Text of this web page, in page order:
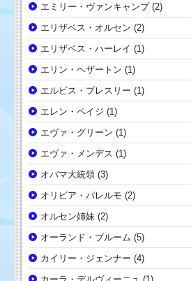
エミリー・ヴァンキャンプ(2)
エリザベス・オルセン (2)
エリザベス・ハーレイ (1)
エリン・ヘザートン (1)
エルビス・プレスリー (1)
エレン・ペイジ (1)
エヴァ・グリーン (1)
エヴァ・メンデス (1)
オバマ大統領 (3)
オリビア・パレルモ (2)
オルセン姉妹 (2)
オーランド・ブルーム (5)
カイリー・ジェンナー (4)